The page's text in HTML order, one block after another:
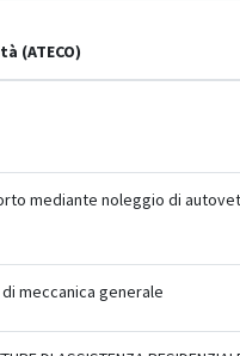
(ATECO)
mediante noleggio di
meccanica generale